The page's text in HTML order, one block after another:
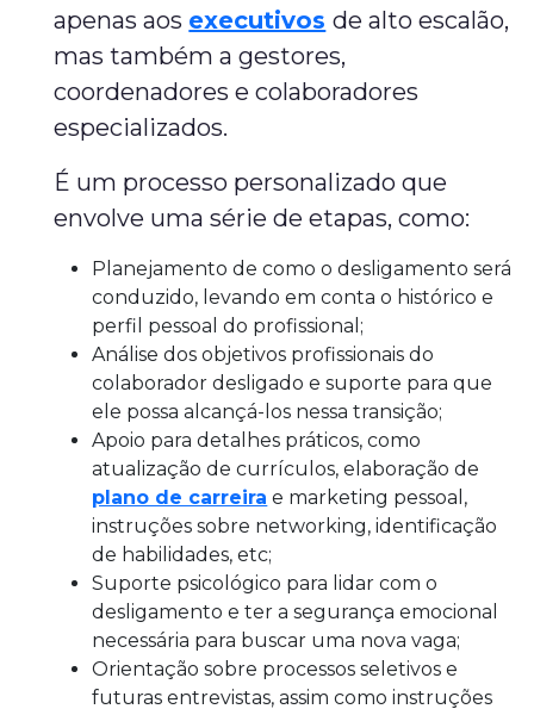
apenas aos executivos de alto escalão,
mas também a gestores,
coordenadores e colaboradores
especializados.
É um processo personalizado que
envolve uma série de etapas, como:
Planejamento de como o desligamento será
conduzido, levando em conta o histórico e
perfil pessoal do profissional;
Análise dos objetivos profissionais do
colaborador desligado e suporte para que
ele possa alcançá-los nessa transição;
Apoio para detalhes práticos, como
atualização de currículos, elaboração de
plano de carreira e marketing pessoal,
instruções sobre networking, identificação
de habilidades, etc;
Suporte psicológico para lidar com o
desligamento e ter a segurança emocional
necessária para buscar uma nova vaga;
Orientação sobre processos seletivos e
futuras entrevistas, assim como instruções